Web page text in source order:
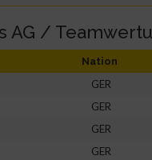
AG /
Nation
GER
GER
GER
GER